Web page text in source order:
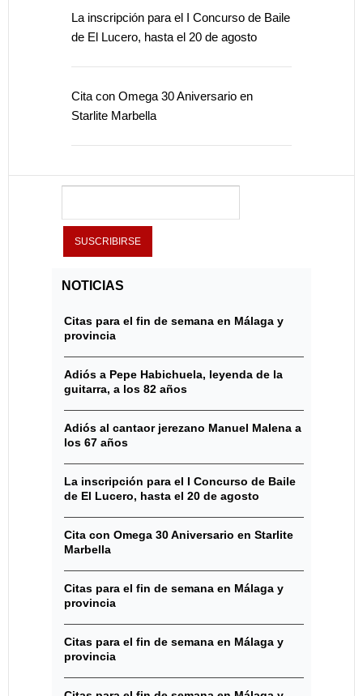
La inscripción para el I Concurso de Baile
de El Lucero, hasta el 20 de agosto
Cita con Omega 30 Aniversario en
Starlite Marbella
NOTICIAS
Citas para el fin de semana en Málaga y
provincia
Adiós a Pepe Habichuela, leyenda de la
guitarra, a los 82 años
Adiós al cantaor jerezano Manuel Malena a
los 67 años
La inscripción para el I Concurso de Baile
de El Lucero, hasta el 20 de agosto
Cita con Omega 30 Aniversario en Starlite
Marbella
Citas para el fin de semana en Málaga y
provincia
Citas para el fin de semana en Málaga y
provincia